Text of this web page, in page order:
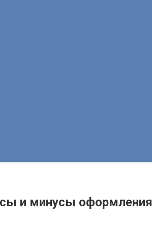
и минусы оформления